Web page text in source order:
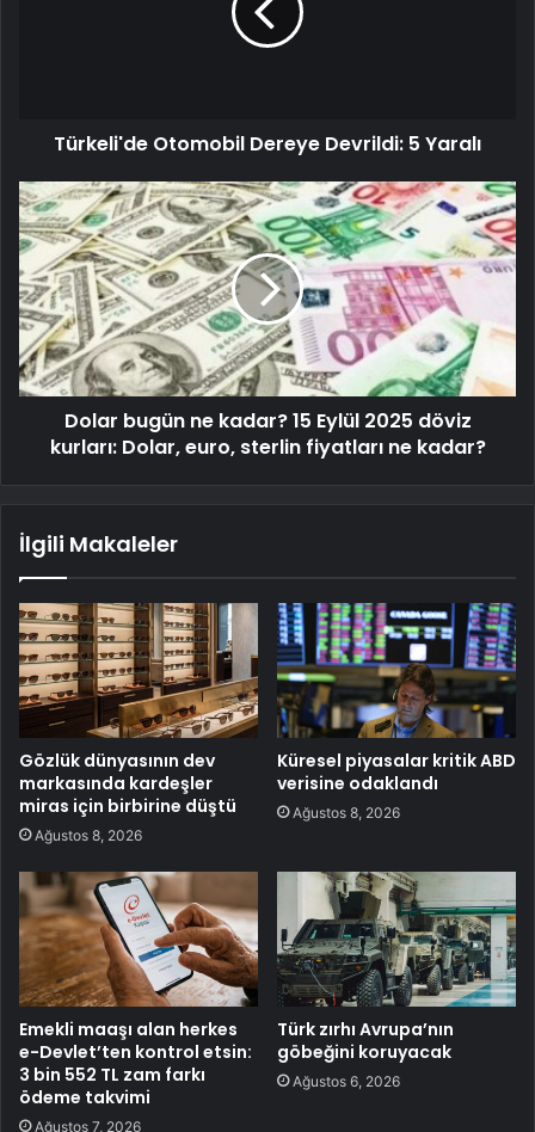
Türkeli'de Otomobil Dereye Devrildi: 5 Yaralı
Dolar bugün ne kadar? 15 Eylül 2025 döviz
kurları: Dolar, euro, sterlin fiyatları ne kadar?
İlgili Makaleler
Gözlük dünyasının dev
markasında kardeşler
miras için birbirine düştü
Ağustos 8, 2026
Küresel piyasalar kritik ABD
verisine odaklandı
Ağustos 8, 2026
Emekli maaşı alan herkes
e-Devlet’ten kontrol etsin:
3 bin 552 TL zam farkı
ödeme takvimi
Ağustos 7, 2026
Türk zırhı Avrupa’nın
göbeğini koruyacak
Ağustos 6, 2026